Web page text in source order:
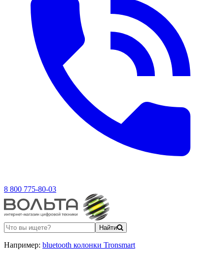
8 800 775-80-03
Найти
Например: bluetooth колонки Tronsmart